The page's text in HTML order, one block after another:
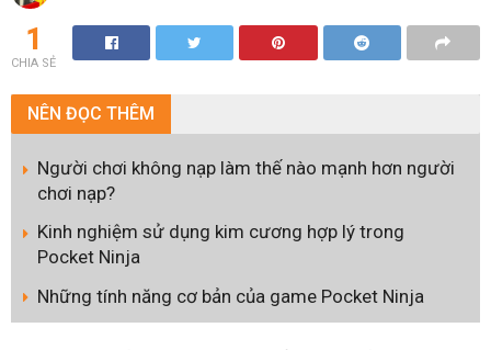
1
CHIA SẺ
NÊN ĐỌC THÊM
Người chơi không nạp làm thế nào mạnh hơn người
chơi nạp?
Kinh nghiệm sử dụng kim cương hợp lý trong
Pocket Ninja
Những tính năng cơ bản của game Pocket Ninja